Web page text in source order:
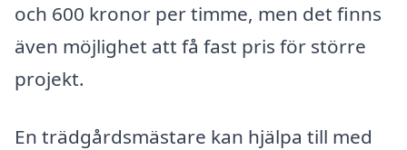
och 600 kronor per timme, men det finns
även möjlighet att få fast pris för större
projekt.
En trädgårdsmästare kan hjälpa till med